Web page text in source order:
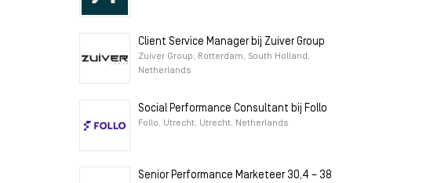
Client Service Manager bij Zuiver Group
Zuiver Group, Rotterdam, South Holland,
Netherlands
Social Performance Consultant bij Follo
Follo, Utrecht, Utrecht, Netherlands
Senior Performance Marketeer 30,4 – 38